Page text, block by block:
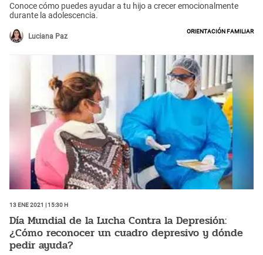
Conoce cómo puedes ayudar a tu hijo a crecer emocionalmente
durante la adolescencia.
Luciana Paz
Orientación Familiar
13 Ene 2021 | 15:30 h
Día Mundial de la Lucha Contra la Depresión:
¿Cómo reconocer un cuadro depresivo y dónde
pedir ayuda?